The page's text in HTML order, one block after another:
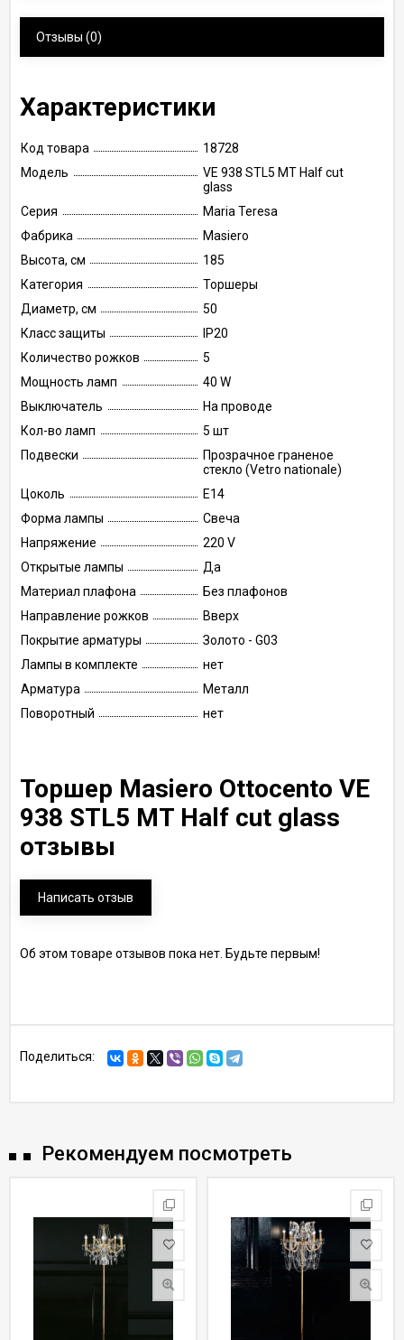
Отзывы (0)
Характеристики
Код товара
18728
Модель
VE 938 STL5 MT Half cut
glass
Серия
Maria Teresa
Фабрика
Masiero
Высота, см
185
Категория
Торшеры
Диаметр, см
50
Класс защиты
IP20
Количество рожков
5
Мощность ламп
40 W
Выключатель
На проводе
Кол-во ламп
5 шт
Подвески
Прозрачное граненое
стекло (Vetro nationale)
Цоколь
E14
Форма лампы
Свеча
Напряжение
220 V
Открытые лампы
Да
Материал плафона
Без плафонов
Направление рожков
Вверх
Покрытие арматуры
Золото - G03
Лампы в комплекте
нет
Арматура
Металл
Поворотный
нет
Торшер Masiero Ottocento VE
938 STL5 MT Half cut glass
отзывы
Написать отзыв
Об этом товаре отзывов пока нет. Будьте первым!
Поделиться:
Рекомендуем посмотреть